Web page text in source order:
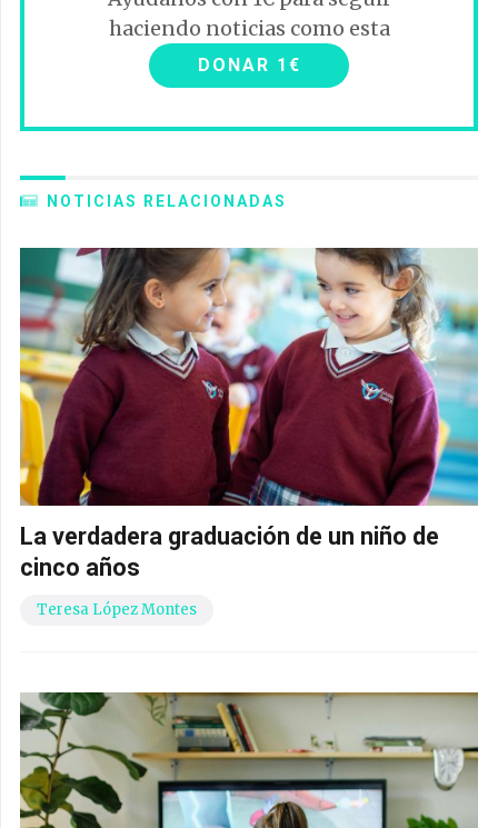
haciendo noticias como esta
DONAR 1€
NOTICIAS RELACIONADAS
La verdadera graduación de un niño de
cinco años
Teresa López Montes